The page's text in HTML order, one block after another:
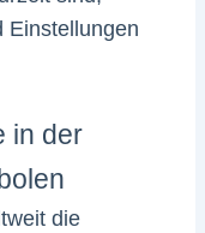
Einstellungen
in der
die